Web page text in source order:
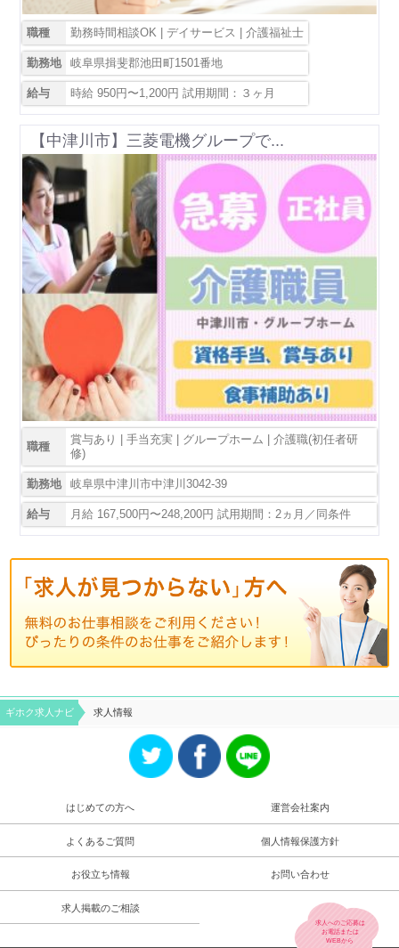
職種 勤務時間相談OK | デイサービス | 介護福祉士
勤務地 岐阜県揖斐郡池田町1501番地
給与 時給 950円〜1,200円 試用期間：３ヶ月
【中津川市】三菱電機グループで...
職種
賞与あり | 手当充実 | グループホーム | 介護職(初任者研
修)
勤務地 岐阜県中津川市中津川3042-39
給与 月給 167,500円〜248,200円 試用期間：2ヵ月／同条件
ギホク求⼈ナビ 求人情報
はじめての方へ 運営会社案内
よくあるご質問 個人情報保護方針
お役立ち情報 お問い合わせ
求人掲載のご相談
求人へのご応募は
お電話または
WEBから